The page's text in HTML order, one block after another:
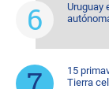
Uruguay
15
Tierra